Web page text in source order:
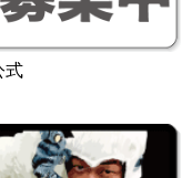
式